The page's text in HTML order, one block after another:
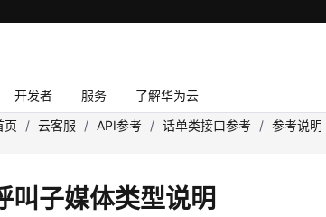
开发者 服务 了解华为云
页 / 云客服 / API参考 / 话单类接口参考 / 参考说明
叫子媒体类型说明